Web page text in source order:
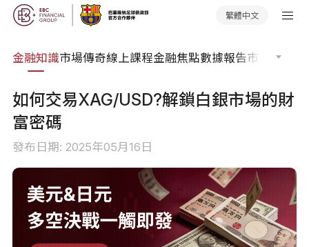
繁體中文
金融知識市場傳奇線上課程金融焦點數據報告市場分析
如何交易XAG/USD?解鎖白銀市場的財
富密碼
發布日期: 2025年05月16日